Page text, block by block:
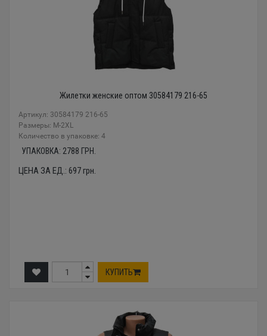
Жилетки женские оптом 30584179 216-65
Артикул: 30584179 216-65
Размеры: M-2XL
Количество в упаковке: 4
УПАКОВКА: 2788 ГРН.
ЦЕНА ЗА ЕД.: 697грн.
КУПИТЬ